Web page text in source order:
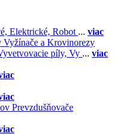
Elektrické, Robot ... viac
Vyžínače a Krovinorezy
píly, Vy ... viac
Prevzdušňovače